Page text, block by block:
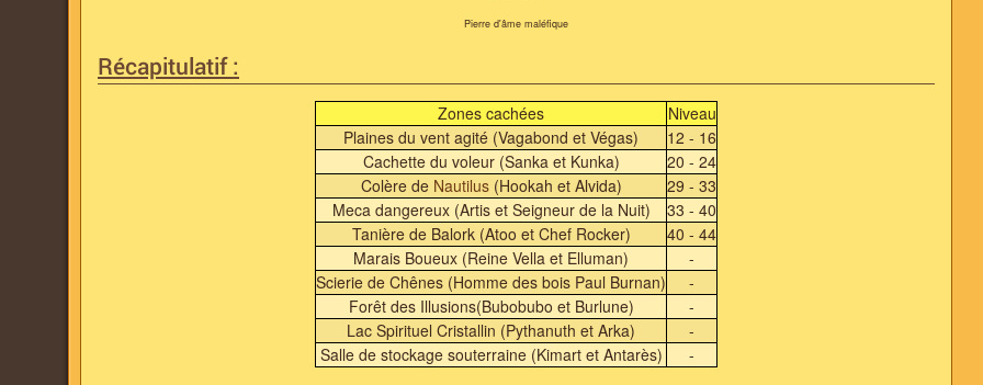
Pierre d'âme maléfique
Récapitulatif :
Zones cachées
Niveau
Plaines du vent agité (Vagabond et Végas)
12 - 16
Cachette du voleur (Sanka et Kunka)
20 - 24
Colère de Nautilus(Hookah et Alvida)
29 - 33
Meca dangereux (Artis et Seigneur de la Nuit)
33 - 40
Tanière de Balork (Atoo et Chef Rocker)
40 - 44
Marais Boueux (Reine Vella et Elluman)
-
Scierie de Chênes (Homme des bois Paul Burnan)
-
Forêt des Illusions(Bubobubo et Burlune)
-
Lac Spirituel Cristallin (Pythanuth et Arka)
-
Salle de stockage souterraine (Kimart et Antarès)
-